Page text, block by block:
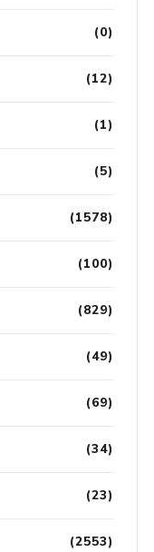
(0)
(12)
(1)
(5)
(1578)
(100)
(829)
(49)
(69)
(34)
(23)
(2553)